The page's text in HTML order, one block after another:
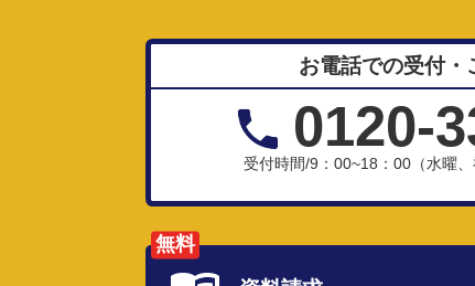
お電話での受付・
0120-
受付時間/9：00~18：00（水曜、
無料